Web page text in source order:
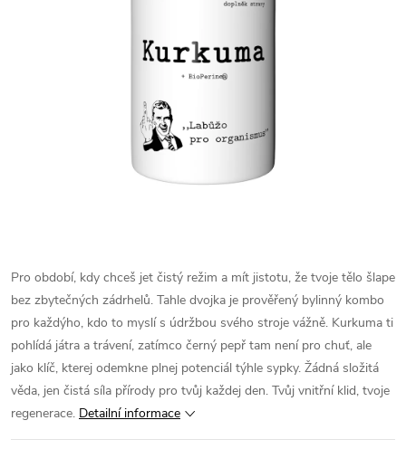
Pro období, kdy chceš jet čistý režim a mít jistotu, že tvoje tělo šlape
bez zbytečných zádrhelů. Tahle dvojka je prověřený bylinný kombo
pro každýho, kdo to myslí s údržbou svého stroje vážně. Kurkuma ti
pohlídá játra a trávení, zatímco černý pepř tam není pro chuť, ale
jako klíč, kterej odemkne plnej potenciál týhle sypky. Žádná složitá
věda, jen čistá síla přírody pro tvůj každej den. Tvůj vnitřní klid, tvoje
regenerace. Detailní informace